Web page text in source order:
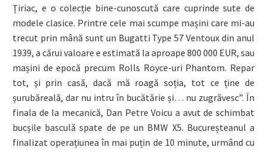
Țiriac, e o colecție bine-cunoscută care cuprinde sute de
modele clasice. Printre cele mai scumpe mașini care mi-au
trecut prin mână sunt un Bugatti Type 57 Ventoux din anul
1939, a cărui valoare e estimată la aproape 800 000 EUR, sau
mașini de epocă precum Rolls Royce-uri Phantom. Repar
tot, și prin casă, dacă mă roagă soția, tot ce ține de
șurubăreală, dar nu intru în bucătărie și… nu zugrăvesc”. În
finala de la mecanică, Dan Petre Voicu a avut de schimbat
bucșile basculă spate de pe un BMW X5. Bucureșteanul a
finalizat operațiunea în mai puțin de 10 minute, urmând cu